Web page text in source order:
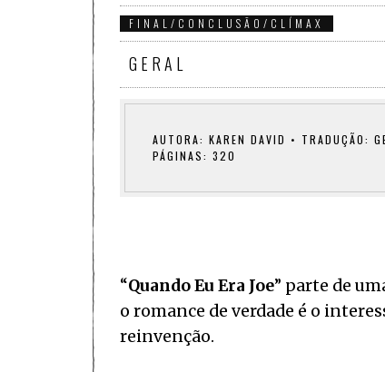
FINAL/CONCLUSÃO/CLÍMAX
GERAL
AUTORA: KAREN DAVID • TRADUÇÃO:
PÁGINAS: 320
“Quando Eu Era Joe” parte de
o romance de verdade é o
reinvenção.